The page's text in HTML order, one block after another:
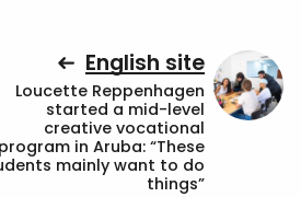
English site
Loucette Reppenhagen
started a mid-level
creative vocational
program in Aruba: “These
mainly want to do
things”